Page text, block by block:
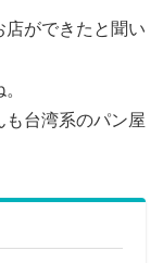
店ができたと聞い
も台湾系のパン屋